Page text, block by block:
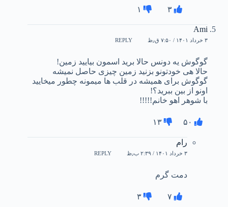
۳ ۱
Ami
۳ خرداد ۱۴۰۱ / ۷:۵۰ ق٫ظ REPLY
گوگوش یه دونس حالا برید اسمون بیایید زمین!
حالا هی خودتونو بزنید زمین چیزی حاصل نمیشه
گوگوش برای همیشه در قلب ها میمونه چطور میخایید
اونو از بین ببرید؟!
با شوهر اهو خانم!!!!!
۵۰ ۱۳
رام
۳ خرداد ۱۴۰۱ / ۲:۳۹ ب٫ظ REPLY
دمت گرم
۷ ۳